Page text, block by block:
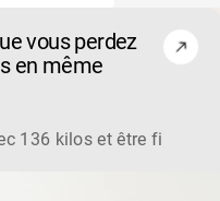
vous perdez
en même
136 kilos et être fier de